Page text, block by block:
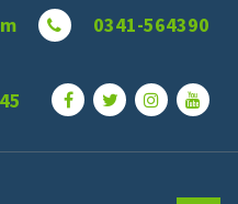
0341-564390